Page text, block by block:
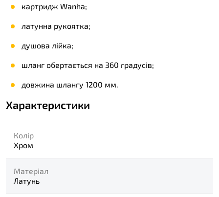
картридж Wanha;
латунна рукоятка;
душова лійка;
шланг обертається на 360 градусів;
довжина шлангу 1200 мм.
Характеристики
Колір
Хром
Матеріал
Латунь